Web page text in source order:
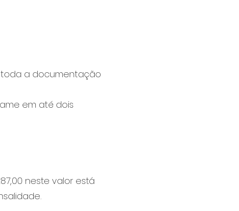
a documentação
em até dois
neste valor está